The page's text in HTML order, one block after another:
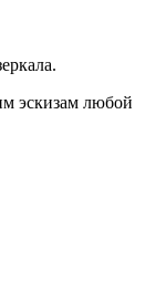
эскизам любой